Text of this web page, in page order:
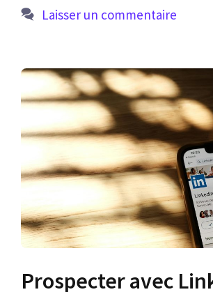
Laisser un commentaire
Prospecter avec